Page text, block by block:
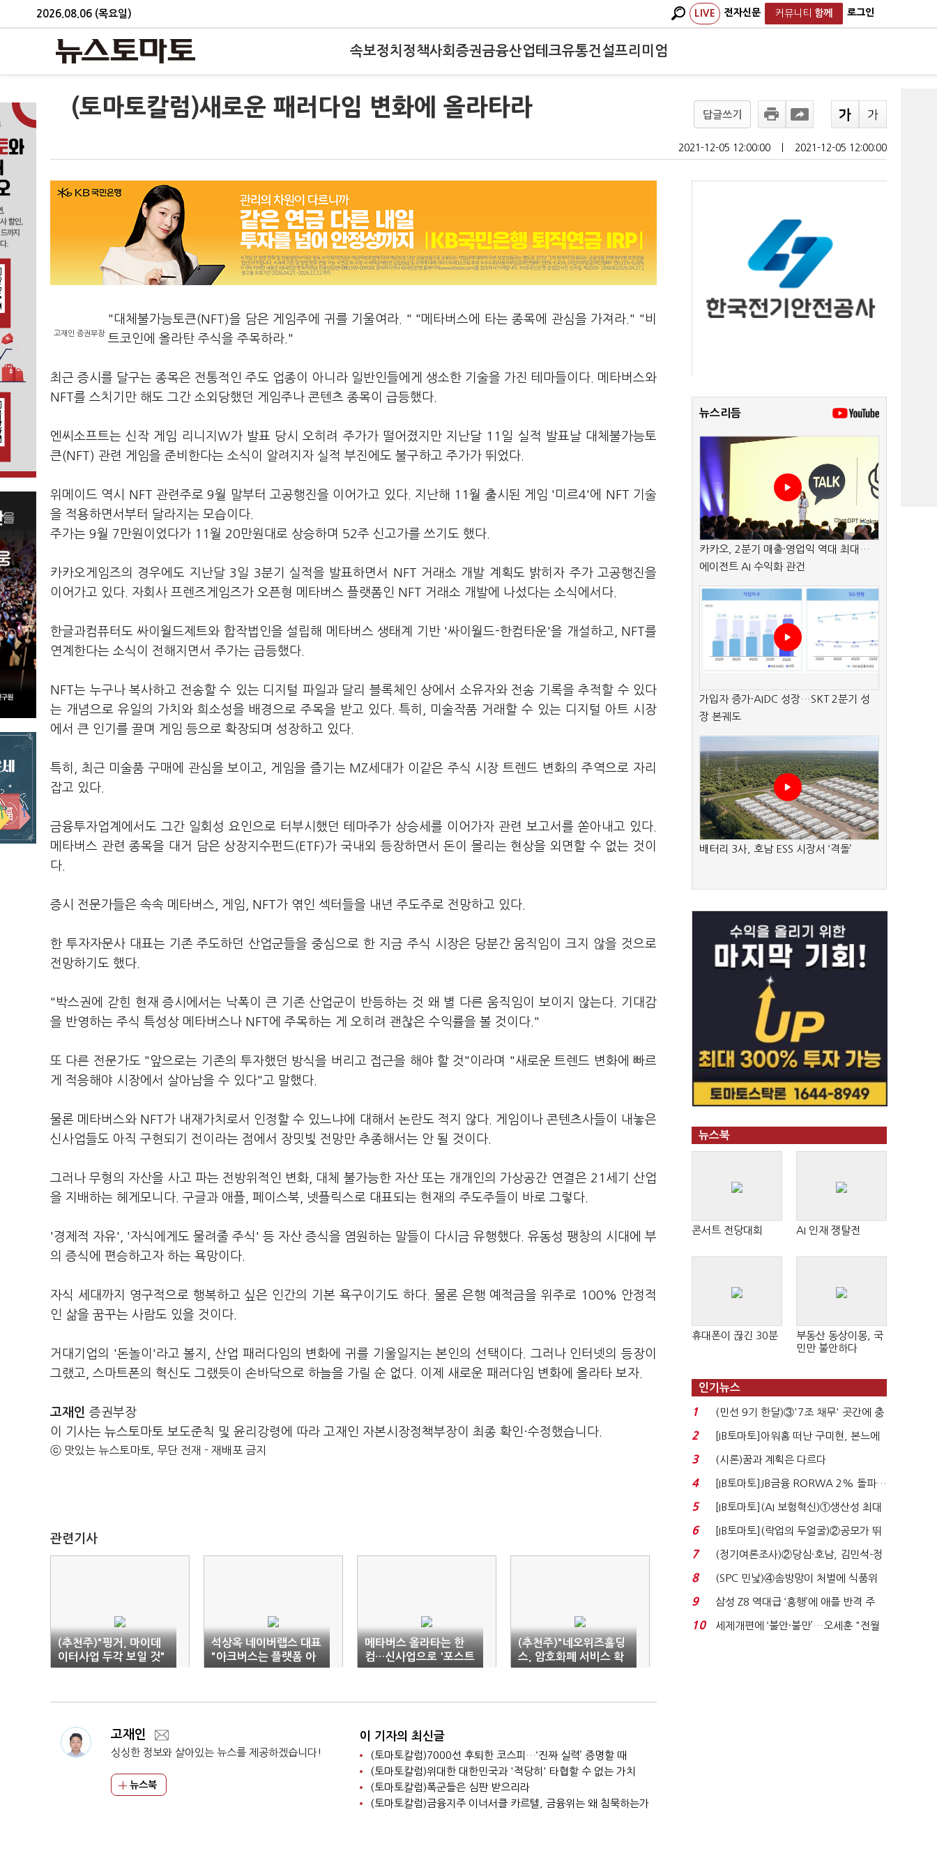
2026.08.06 (목요일) LIVE 전자신문 커뮤니티 함께 로그인
속보정치 정책사회 증권금융산업테크유통건설프리미엄
(토마토칼럼)새로운 패러다임 변화에 올라타라 답글쓰기
2021-12-05 12:00:00 2021-12-05 12:00:00
고재인 증권부장
"대체불가능토큰(NFT)을 담은 게임주에 귀를 기울여라. " "메타버스에 타는 종목에 관심을 가져라." "비
트코인에 올라탄 주식을 주목하라."
최근 증시를 달구는 종목은 전통적인 주도 업종이 아니라 일반인들에게 생소한 기술을 가진 테마들이다. 메타버스와
NFT를 스치기만 해도 그간 소외당했던 게임주나 콘텐츠 종목이 급등했다.
엔씨소프트는 신작 게임 리니지W가 발표 당시 오히려 주가가 떨어졌지만 지난달 11일 실적 발표날 대체불가능토
큰(NFT) 관련 게임을 준비한다는 소식이 알려지자 실적 부진에도 불구하고 주가가 뛰었다.
위메이드 역시 NFT 관련주로 9월 말부터 고공행진을 이어가고 있다. 지난해 11월 출시된 게임 '미르4'에 NFT 기술
을 적용하면서부터 달라지는 모습이다.
주가는 9월 7만원이었다가 11월 20만원대로 상승하며 52주 신고가를 쓰기도 했다.
카카오게임즈의 경우에도 지난달 3일 3분기 실적을 발표하면서 NFT 거래소 개발 계획도 밝히자 주가 고공행진을
이어가고 있다. 자회사 프렌즈게임즈가 오픈형 메타버스 플랫폼인 NFT 거래소 개발에 나섰다는 소식에서다.
한글과컴퓨터도 싸이월드제트와 합작법인을 설립해 메타버스 생태계 기반 '싸이월드-한컴타운'을 개설하고, NFT를
연계한다는 소식이 전해지면서 주가는 급등했다.
NFT는 누구나 복사하고 전송할 수 있는 디지털 파일과 달리 블록체인 상에서 소유자와 전송 기록을 추적할 수 있다
는 개념으로 유일의 가치와 희소성을 배경으로 주목을 받고 있다. 특히, 미술작품 거래할 수 있는 디지털 아트 시장
에서 큰 인기를 끌며 게임 등으로 확장되며 성장하고 있다.
특히, 최근 미술품 구매에 관심을 보이고, 게임을 즐기는 MZ세대가 이같은 주식 시장 트렌드 변화의 주역으로 자리
잡고 있다.
금융투자업계에서도 그간 일회성 요인으로 터부시했던 테마주가 상승세를 이어가자 관련 보고서를 쏟아내고 있다.
메타버스 관련 종목을 대거 담은 상장지수펀드(ETF)가 국내외 등장하면서 돈이 몰리는 현상을 외면할 수 없는 것이
다.
증시 전문가들은 속속 메타버스, 게임, NFT가 엮인 섹터들을 내년 주도주로 전망하고 있다.
한 투자자문사 대표는 기존 주도하던 산업군들을 중심으로 한 지금 주식 시장은 당분간 움직임이 크지 않을 것으로
전망하기도 했다.
"박스권에 갇힌 현재 증시에서는 낙폭이 큰 기존 산업군이 반등하는 것 왜 별 다른 움직임이 보이지 않는다. 기대감
을 반영하는 주식 특성상 메타버스나 NFT에 주목하는 게 오히려 괜찮은 수익률을 볼 것이다."
또 다른 전문가도 "앞으로는 기존의 투자했던 방식을 버리고 접근을 해야 할 것"이라며 "새로운 트렌드 변화에 빠르
게 적응해야 시장에서 살아남을 수 있다"고 말했다.
물론 메타버스와 NFT가 내재가치로서 인정할 수 있느냐에 대해서 논란도 적지 않다. 게임이나 콘텐츠사들이 내놓은
신사업들도 아직 구현되기 전이라는 점에서 장밋빛 전망만 추종해서는 안 될 것이다.
그러나 무형의 자산을 사고 파는 전방위적인 변화, 대체 불가능한 자산 또는 개개인의 가상공간 연결은 21세기 산업
을 지배하는 헤게모니다. 구글과 애플, 페이스북, 넷플릭스로 대표되는 현재의 주도주들이 바로 그렇다.
'경제적 자유', '자식에게도 물려줄 주식' 등 자산 증식을 염원하는 말들이 다시금 유행했다. 유동성 팽창의 시대에 부
의 증식에 편승하고자 하는 욕망이다.
자식 세대까지 영구적으로 행복하고 싶은 인간의 기본 욕구이기도 하다. 물론 은행 예적금을 위주로 100% 안정적
인 삶을 꿈꾸는 사람도 있을 것이다.
거대기업의 '돈놀이'라고 볼지, 산업 패러다임의 변화에 귀를 기울일지는 본인의 선택이다. 그러나 인터넷의 등장이
그랬고, 스마트폰의 혁신도 그랬듯이 손바닥으로 하늘을 가릴 순 없다. 이제 새로운 패러다임 변화에 올라타 보자.
고재인 증권부장
이 기사는 뉴스토마토 보도준칙 및 윤리강령에 따라 고재인 자본시장정책부장이 최종 확인·수정했습니다.
ⓒ 맛있는 뉴스토마토, 무단 전재 - 재배포 금지
관련기사
(추천주)"핑거, 마이데
이터사업 두각 보일 것"
석상옥 네이버랩스 대표
"아크버스는 플랫폼 아
닌 기술 종합세트"
메타버스 올라타는 한
컴…신사업으로 '포스트
코로나' 시동
(추천주)"네오위즈홀딩
스, 암호화폐 서비스 확
대 기대"
고재인
싱싱한 정보와 살아있는 뉴스를 제공하겠습니다!
뉴스북
이 기자의 최신글
(토마토칼럼)7000선 후퇴한 코스피…‘진짜 실력’ 증명할 때
(토마토칼럼)위대한 대한민국과 '적당히' 타협할 수 없는 가치
(토마토칼럼)폭군들은 심판 받으리라
(토마토칼럼)금융지주 이너서클 카르텔, 금융위는 왜 침묵하는가
뉴스리듬
카카오, 2분기 매출·영업익 역대 최대…
에이전트 AI 수익화 관건
가입자 증가·AIDC 성장…SKT 2분기 성
장 본궤도
배터리 3사, 호남 ESS 시장서 ‘격돌’
뉴스북
콘서트 전당대회 AI 인재 쟁탈전
휴대폰이 끊긴 30분
부동산 동상이몽, 국
민만 불안하다
인기뉴스
1
(민선 9기 한달)③'7조 채무' 곳간에 충
격…추미애, 20년...
2
[IB토마토]아워홈 떠난 구미현, 본느에
340억 베팅…가...
3 (시론)꿈과 계획은 다르다
4
[IB토마토]JB금융 RORWA 2% 돌파…
실적 견인은 은행 ...
5
[IB토마토](AI 보험혁신)①생산성 최대
80% 개선…현실...
6
[IB토마토](락업의 두얼굴)②공모가 뛰
자 첫날 매도…FI ...
7
(정기여론조사)②당심·호남, 김민석-정
청래 '초접전'...
8
(SPC 민낯)④솜방망이 처벌에 식품위
생법 위반 반복...
9
삼성 Z8 역대급 ‘흥행’에 애플 반격 주
목…9월 ‘폴...
10
세제개편에 ‘불안·불만’…오세훈 "전월